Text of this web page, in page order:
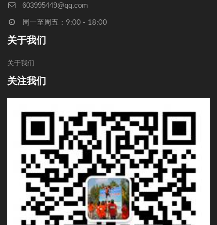
603995449@qq.com
周一至周五：9:00 - 18:00
关于我们
关于我们
关注我们